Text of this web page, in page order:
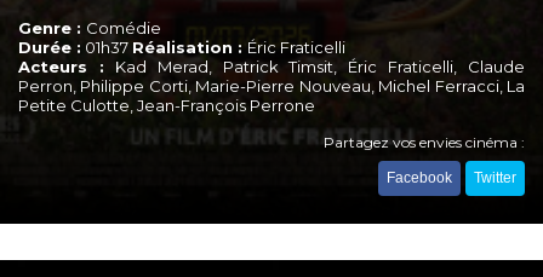
Genre : Comédie
Durée : 01h37 Réalisation : Éric Fraticelli
Acteurs : Kad Merad, Patrick Timsit, Éric Fraticelli, Claude
Perron, Philippe Corti, Marie-Pierre Nouveau, Michel Ferracci, La
Petite Culotte, Jean-François Perrone
Partagez vos envies cinéma :
Facebook Twitter